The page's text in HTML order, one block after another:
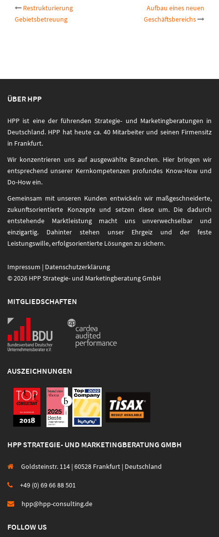
Post
Restrukturierung
Gebietsbetreuung
Aufbau eines neuen
Geschäftsbereichs
ÜBER HPP
HPP ist eine der führenden Strategie- und Marketingberatungen in
Deutschland. HPP hat heute ca. 40 Mitarbeiter und seinen Firmensitz
in Frankfurt.
Wir konzentrieren uns auf ausgewählte Branchen. Hier bringen wir
entsprechend unserer Kernkompetenzen profundes Know-How und
Do-How ein.
Gemeinsam mit unseren Kunden entwickeln wir maßgeschneiderte,
zukunftsorientierte Konzepte und setzen diese um. Die dadurch
entstehende Marktleistung macht uns unverwechselbar und
einzigartig. Dahinter stehen unser Ehrgeiz und der feste
Leistungswille, erfolgsorientierte Lösungen zu sichern.
Impressum | Datenschutzerklärung
© 2026 HPP Strategie- und Marketingberatung GmbH
MITGLIEDSCHAFTEN
AUSZEICHNUNGEN
HPP STRATEGIE- UND MARKETINGBERATUNG GMBH
Goldsteinstr. 114 | 60528 Frankfurt | Deutschland
+49 (0) 69 66 88 501
hpp@hpp-consulting.de
FOLLOW US